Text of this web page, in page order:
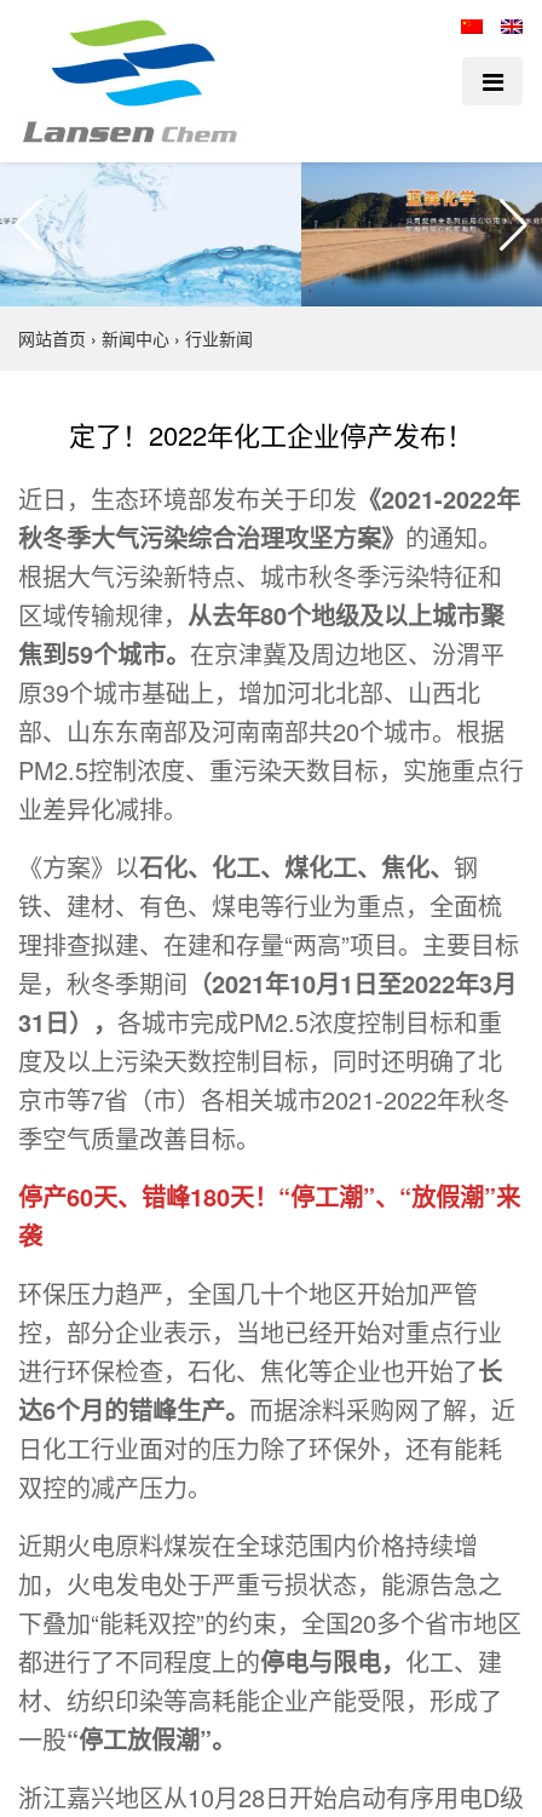
网站首页 › 新闻中心 › 行业新闻
定了！2022年化工企业停产发布！
近日，生态环境部发布关于印发 《2021-2022年
秋冬季大气污染综合治理攻坚方案》 的通知。
根据大气污染新特点、城市秋冬季污染特征和
区域传输规律， 从去年80个地级及以上城市聚
焦到59个城市。 在京津冀及周边地区、汾渭平
原39个城市基础上，增加河北北部、山西北
部、山东东南部及河南南部共20个城市。根据
PM2.5控制浓度、重污染天数目标，实施重点行
业差异化减排。
《方案》以石化、化工、煤化工、焦化、 钢
铁、建材、有色、煤电等行业为重点，全面梳
理排查拟建、在建和存量“两高”项目。主要目标
是，秋冬季期间 （2021年10月1日至2022年3月
31日）， 各城市完成PM2.5浓度控制目标和重
度及以上污染天数控制目标，同时还明确了北
京市等7省（市）各相关城市2021-2022年秋冬
季空气质量改善目标。
停产60天、错峰180天！“停工潮”、“放假潮”来
袭
环保压力趋严，全国几十个地区开始加严管
控，部分企业表示，当地已经开始对重点行业
进行环保检查，石化、焦化等企业也开始了长
达6个月的错峰生产。 而据涂料采购网了解，近
日化工行业面对的压力除了环保外，还有能耗
双控的减产压力。
近期火电原料煤炭在全球范围内价格持续增
加，火电发电处于严重亏损状态，能源告急之
下叠加“能耗双控”的约束，全国20多个省市地区
都进行了不同程度上的停电与限电， 化工、建
材、纺织印染等高耗能企业产能受限，形成了
一股“停工放假潮”。
浙江嘉兴地区从10月28日开始启动有序用电D级